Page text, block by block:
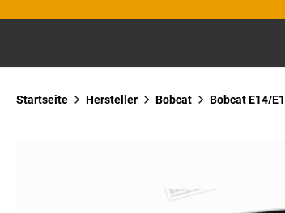
Startseite Hersteller Bobcat Bobcat E14/